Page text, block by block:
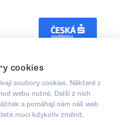
za finanční podpory programu
inkubace.
cookies
soubory cookies. Některé z
webu nutné. Další z nich
a pomáhají nám náš web
moci kdykoliv změnit.